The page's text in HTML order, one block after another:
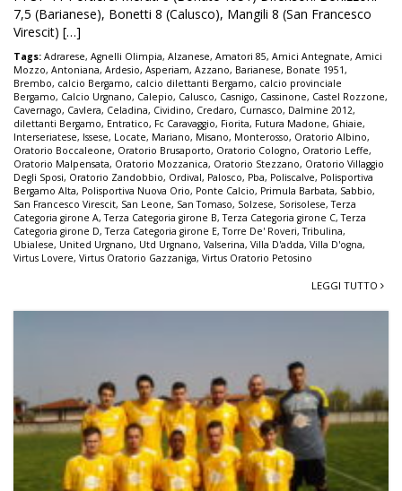
7,5 (Barianese), Bonetti 8 (Calusco), Mangili 8 (San Francesco
Virescit) […]
Tags: Adrarese, Agnelli Olimpia, Alzanese, Amatori 85, Amici Antegnate, Amici
Mozzo, Antoniana, Ardesio, Asperiam, Azzano, Barianese, Bonate 1951,
Brembo, calcio Bergamo, calcio dilettanti Bergamo, calcio provinciale
Bergamo, Calcio Urgnano, Calepio, Calusco, Casnigo, Cassinone, Castel Rozzone,
Cavernago, Cavlera, Celadina, Cividino, Credaro, Curnasco, Dalmine 2012,
dilettanti Bergamo, Entratico, Fc Caravaggio, Fiorita, Futura Madone, Ghiaie,
Interseriatese, Issese, Locate, Mariano, Misano, Monterosso, Oratorio Albino,
Oratorio Boccaleone, Oratorio Brusaporto, Oratorio Cologno, Oratorio Leffe,
Oratorio Malpensata, Oratorio Mozzanica, Oratorio Stezzano, Oratorio Villaggio
Degli Sposi, Oratorio Zandobbio, Ordival, Palosco, Pba, Poliscalve, Polisportiva
Bergamo Alta, Polisportiva Nuova Orio, Ponte Calcio, Primula Barbata, Sabbio,
San Francesco Virescit, San Leone, San Tomaso, Solzese, Sorisolese,Terza
Categoria girone A,Terza Categoria girone B,Terza Categoria girone C,Terza
Categoria girone D,Terza Categoria girone E,Torre De' Roveri,Tribulina,
Ubialese, United Urgnano, Utd Urgnano, Valserina, Villa D'adda, Villa D'ogna,
Virtus Lovere, Virtus Oratorio Gazzaniga, Virtus Oratorio Petosino
LEGGI TUTTO